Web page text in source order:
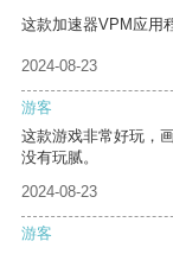
这款加速器VPM应用
2024-08-23
游客
这款游戏非常好玩，
没有玩腻。
2024-08-23
游客